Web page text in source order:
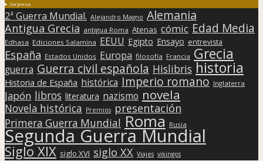
Sorpresa
2ª Guerra Mundial. Alejandro Magno Alemania
Antigua Grecia antigua Roma Atenas cómic Edad Media
Edhasa Ediciones Salamina EEUU Egipto Ensayo entrevista
España Estados Unidos Europa filosofía Francia Grecia
guerra Guerra civil española Hislibris historia
Historia de España histórica Imperio romano Inglaterra
Japón libros literatura nazismo novela
Novela histórica Premios presentación
Primera Guerra Mundial Roma Rusia
Segunda Guerra Mundial
Siglo XIX siglo XVI siglo XX Viajes vikingos